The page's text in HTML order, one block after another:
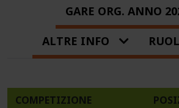
GARE ORG. ANNO
ALTRE INFO
COMPETIZIONE